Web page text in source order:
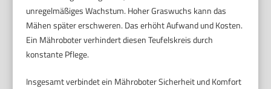
unregelmäßiges Wachstum. Hoher Graswuchs kann das
Mähen später erschweren. Das erhöht Aufwand und Kosten.
Ein Mähroboter verhindert diesen Teufelskreis durch
konstante Pflege.
Insgesamt verbindet ein Mähroboter Sicherheit und Komfort